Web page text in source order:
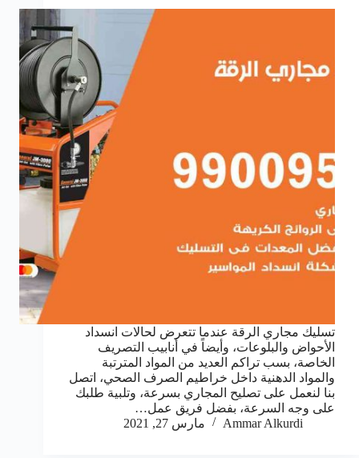
تسليك مجاري الرقة عندما تتعرض لحالات انسداد
الأحواض والبلوعات، وأيضاً في أنابيب التصريف
الخاصة، بسب تراكم العديد من المواد المترتبة
والمواد الدهنية داخل خراطيم الصرف الصحي، اتصل
بنا لنعمل على تصليح المجاري بسرعة، وتلبية طلبك
على وجه السرعة، بفضل فريق عمل…
Ammar Alkurdi
مارس 27, 2021